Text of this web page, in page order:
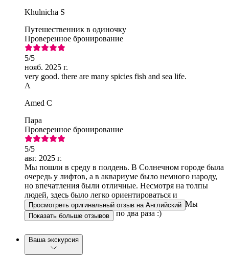
Khulnicha S
Путешественник в одиночку
Проверенное бронирование
5/5
нояб. 2025 г.
very good. there are many spicies fish and sea life.
A
Amed C
Пара
Проверенное бронирование
5/5
авг. 2025 г.
Мы пошли в среду в полдень. В Солнечном городе была
очередь у лифтов, а в аквариуме было немного народу,
но впечатления были отличные. Несмотря на толпы
людей, здесь было легко ориентироваться и
передвигаться, и мы отлично провели время. Мы
посетили все экспозиции по два раза :)
Просмотреть оригинальный отзыв на Английский
Показать больше отзывов
Ваша экскурсия